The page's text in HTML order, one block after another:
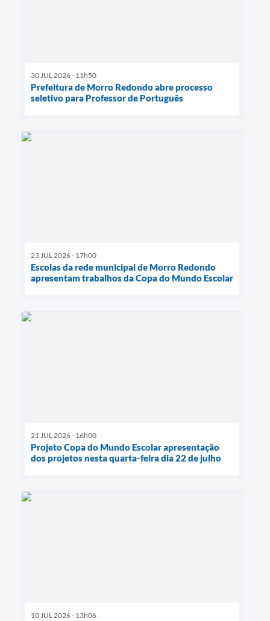
30 JUL 2026 - 11h50
Prefeitura de Morro Redondo abre processo
seletivo para Professor de Português
23 JUL 2026 - 17h00
Escolas da rede municipal de Morro Redondo
apresentam trabalhos da Copa do Mundo Escolar
21 JUL 2026 - 16h00
Projeto Copa do Mundo Escolar apresentação
dos projetos nesta quarta-feira dia 22 de julho
10 JUL 2026 - 13h06